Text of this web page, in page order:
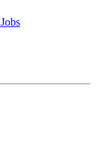
Jobs